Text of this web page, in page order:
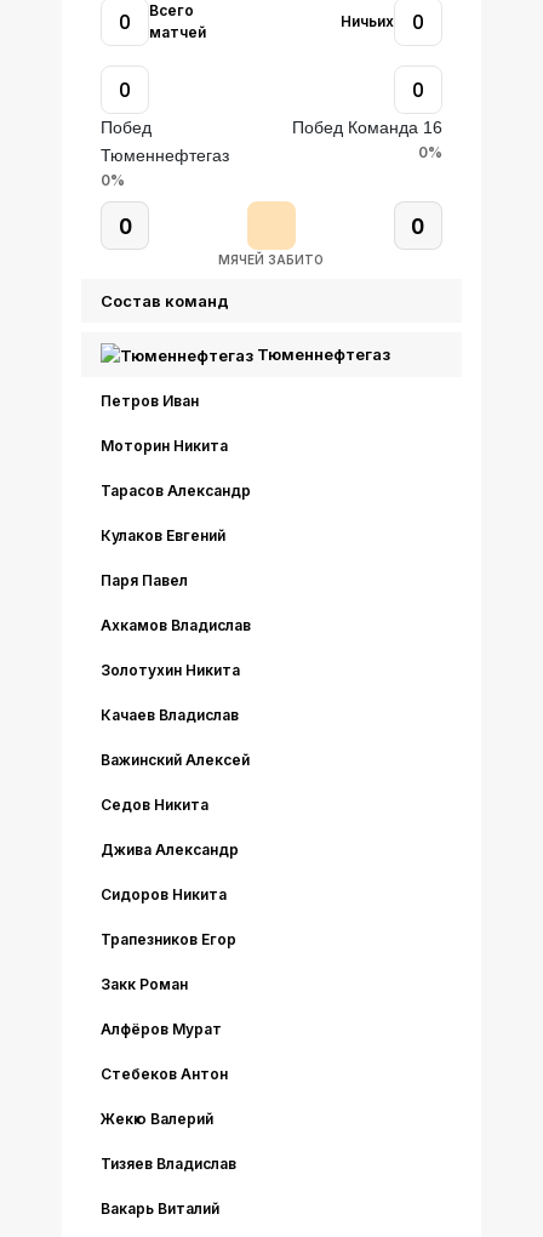
0
Всего
матчей
0
Ничьих
0
Побед
Тюменнефтегаз
0%
0
Побед Команда 16
0%
0
МЯЧЕЙ ЗАБИТО
0
Состав команд
Тюменнефтегаз
Петров Иван
Моторин Никита
Тарасов Александр
Кулаков Евгений
Паря Павел
Ахкамов Владислав
Золотухин Никита
Качаев Владислав
Важинский Алексей
Седов Никита
Джива Александр
Сидоров Никита
Трапезников Егор
Закк Роман
Алфёров Мурат
Стебеков Антон
Жекю Валерий
Тизяев Владислав
Вакарь Виталий